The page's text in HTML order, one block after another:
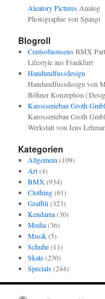
Aleatory PicturesAnalog
Photographie von Spangi
Blogroll
CentsofnonsensBMX
Lifestyle aus Frankfurt
Handundfussdesign
Handundfussdesign von
Böhner Konzeption |
Karosseriebau Groth
Karosseriebau Groth
Werkstatt von Jens
Kategorien
Allgemein (109)
Art(4)
BMX(934)
Clothing(61)
Graffiti(323)
Kendama(30)
Media(36)
Musik(5)
Schuhe(11)
Skate(230)
Specials(244)